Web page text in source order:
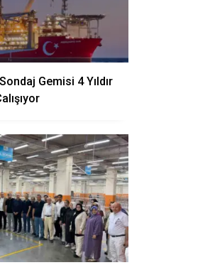
Gemisi 4 Yıldır